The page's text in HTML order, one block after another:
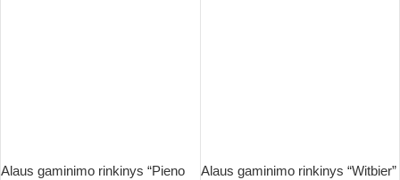
Alaus gaminimo rinkinys “Pieno
Alaus gaminimo rinkinys “Witbier”